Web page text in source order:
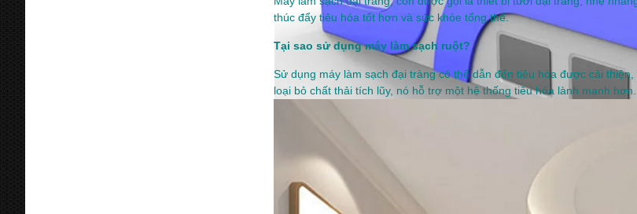
thúc đẩy tiêu hóa tốt hơn và sức khỏe tổng thể.
Tại sao sử dụng máy làm sạch ruột?
Sử dụng máy làm sạch đại tràng có thể dẫn đến tiêu hóa được cải
loại bỏ chất thải tích lũy, nó hỗ trợ một hệ thống tiêu hóa lành mạnh hơn.